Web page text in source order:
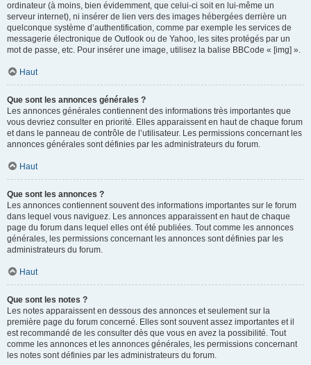
ordinateur (à moins, bien évidemment, que celui-ci soit en lui-même un
serveur internet), ni insérer de lien vers des images hébergées derrière un
quelconque système d’authentification, comme par exemple les services de
messagerie électronique de Outlook ou de Yahoo, les sites protégés par un
mot de passe, etc. Pour insérer une image, utilisez la balise BBCode « [img] ».
Haut
Que sont les annonces générales ?
Les annonces générales contiennent des informations très importantes que
vous devriez consulter en priorité. Elles apparaissent en haut de chaque forum
et dans le panneau de contrôle de l’utilisateur. Les permissions concernant les
annonces générales sont définies par les administrateurs du forum.
Haut
Que sont les annonces ?
Les annonces contiennent souvent des informations importantes sur le forum
dans lequel vous naviguez. Les annonces apparaissent en haut de chaque
page du forum dans lequel elles ont été publiées. Tout comme les annonces
générales, les permissions concernant les annonces sont définies par les
administrateurs du forum.
Haut
Que sont les notes ?
Les notes apparaissent en dessous des annonces et seulement sur la
première page du forum concerné. Elles sont souvent assez importantes et il
est recommandé de les consulter dès que vous en avez la possibilité. Tout
comme les annonces et les annonces générales, les permissions concernant
les notes sont définies par les administrateurs du forum.